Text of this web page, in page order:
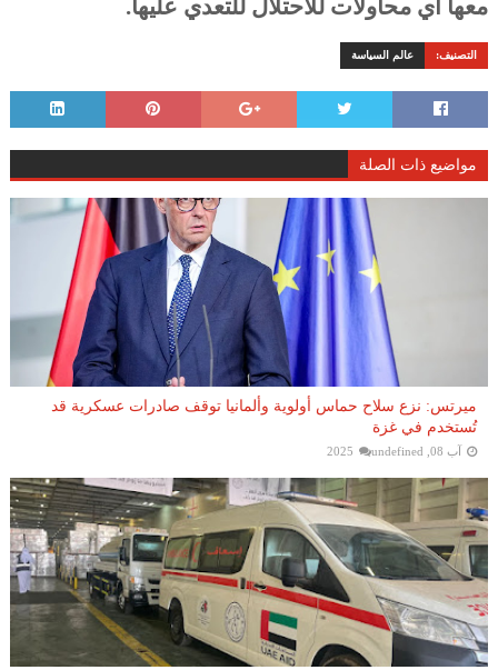
معها أي محاولات للاحتلال للتعدي عليها.
التصنيف: عالم السياسة
مواضيع ذات الصلة
ميرتس: نزع سلاح حماس أولوية وألمانيا توقف صادرات عسكرية قد
تُستخدم في غزة
آب 08, 2025 undefined